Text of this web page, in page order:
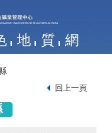
地 質 網
回上一頁